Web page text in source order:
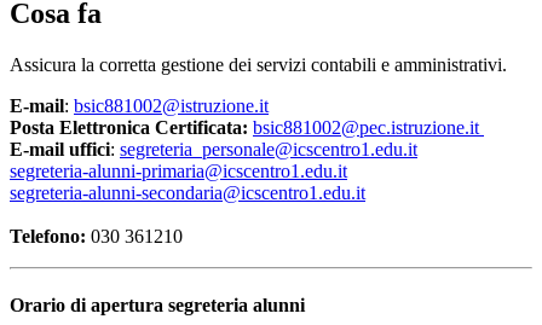
Cosa fa
Assicura la corretta gestione dei servizi contabili e amministrativi.
E-mail: bsic881002@istruzione.it
Posta Elettronica Certificata: bsic881002@pec.istruzione.it
E-mail uffici: segreteria_personale@icscentro1.edu.it
segreteria-alunni-primaria@icscentro1.edu.it
segreteria-alunni-secondaria@icscentro1.edu.it
Telefono: 030 361210
Orario di apertura segreteria alunni